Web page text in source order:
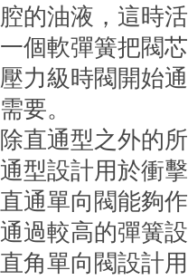
腔的油液，這
一個軟彈簧把閥芯
壓力級時閥開始通
需要。
除直通型之外的所
通型設計用於衝擊
直通單向閥能夠作
通過較高的彈簧設
直角單向閥設計用